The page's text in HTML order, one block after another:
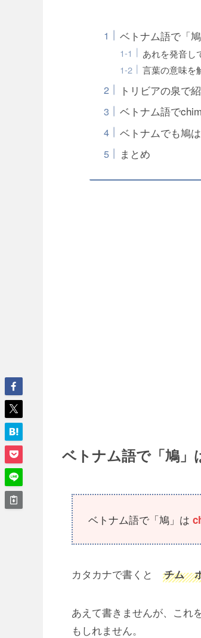
ベトナム語で「
あれを発音し
言葉の意味を
トリビアの泉で
ベトナム語で
ベトナムでも鳩
まとめ
ベトナム語で「鳩」
ベトナム語で「鳩」は
カタカナで書くと チム
あえて書きませんが、これ
もしれません。